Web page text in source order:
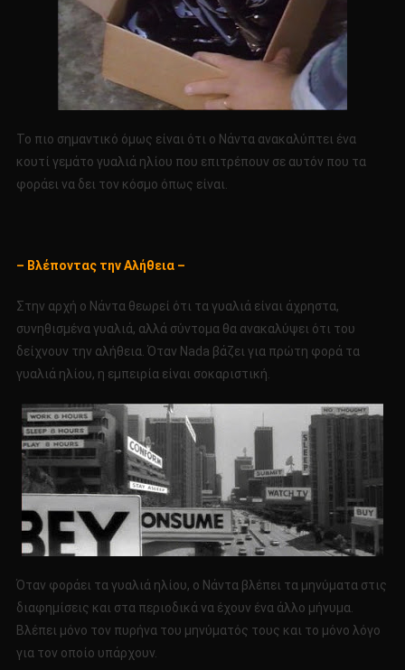
Το πιο σημαντικό όμως είναι ότι ο Νάντα ανακαλύπτει ένα
κουτί γεμάτο γυαλιά ηλίου που επιτρέπουν σε αυτόν που τα
φοράει να δει τον κόσμο όπως είναι.
– Βλέποντας την Αλήθεια –
Στην αρχή ο Νάντα θεωρεί ότι τα γυαλιά είναι άχρηστα,
συνηθισμένα γυαλιά, αλλά σύντομα θα ανακαλύψει ότι του
δείχνουν την αλήθεια. Όταν Nada βάζει για πρώτη φορά τα
γυαλιά ηλίου, η εμπειρία είναι σοκαριστική.
Όταν φοράει τα γυαλιά ηλίου, ο Νάντα βλέπει τα μηνύματα στις
διαφημίσεις και στα περιοδικά να έχουν ένα άλλο μήνυμα.
Βλέπει μόνο τον πυρήνα του μηνύματός τους και το μόνο λόγο
για τον οποίο υπάρχουν.